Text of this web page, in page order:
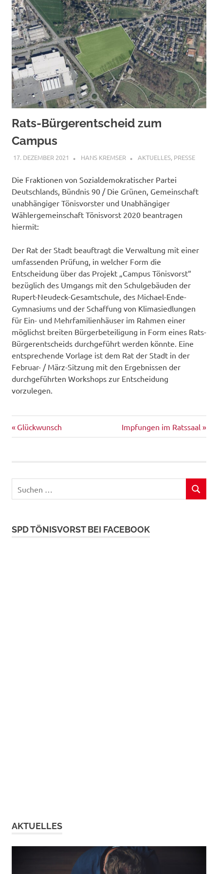
Rats-Bürgerentscheid zum
Campus
17. DEZEMBER 2021 HANS KREMSER AKTUELLES, PRESSE
Die Fraktionen von Sozialdemokratischer Partei
Deutschlands, Bündnis 90 / Die Grünen, Gemeinschaft
unabhängiger Tönisvorster und Unabhängiger
Wählergemeinschaft Tönisvorst 2020 beantragen
hiermit:
Der Rat der Stadt beauftragt die Verwaltung mit einer
umfassenden Prüfung, in welcher Form die
Entscheidung über das Projekt „Campus Tönisvorst“
bezüglich des Umgangs mit den Schulgebäuden der
Rupert-Neudeck-Gesamtschule, des Michael-Ende-
Gymnasiums und der Schaffung von Klimasiedlungen
für Ein- und Mehrfamilienhäuser im Rahmen einer
möglichst breiten Bürgerbeteiligung in Form eines Rats-
Bürgerentscheids durchgeführt werden könnte. Eine
entsprechende Vorlage ist dem Rat der Stadt in der
Februar- / März-Sitzung mit den Ergebnissen der
durchgeführten Workshops zur Entscheidung
vorzulegen.
Beitragsnavigation
Vorheriger
Beitrag:
Glückwunsch
Nächster
Beitrag:
Impfungen im Ratssaal
nach:
SUCHEN
SPD TÖNISVORST BEI FACEBOOK
AKTUELLES